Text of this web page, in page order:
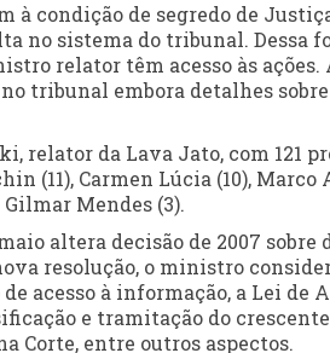
à condição de segredo de
no sistema do tribunal. Dessa
relator têm acesso às ações.
tribunal embora detalhes sobre
relator da Lava Jato, com 121
(11), Carmen Lúcia (10), Marco
Mendes (3).
altera decisão de 2007 sobre
resolução, o ministro
acesso à informação, a Lei de
e tramitação do
Corte, entre outros aspectos.